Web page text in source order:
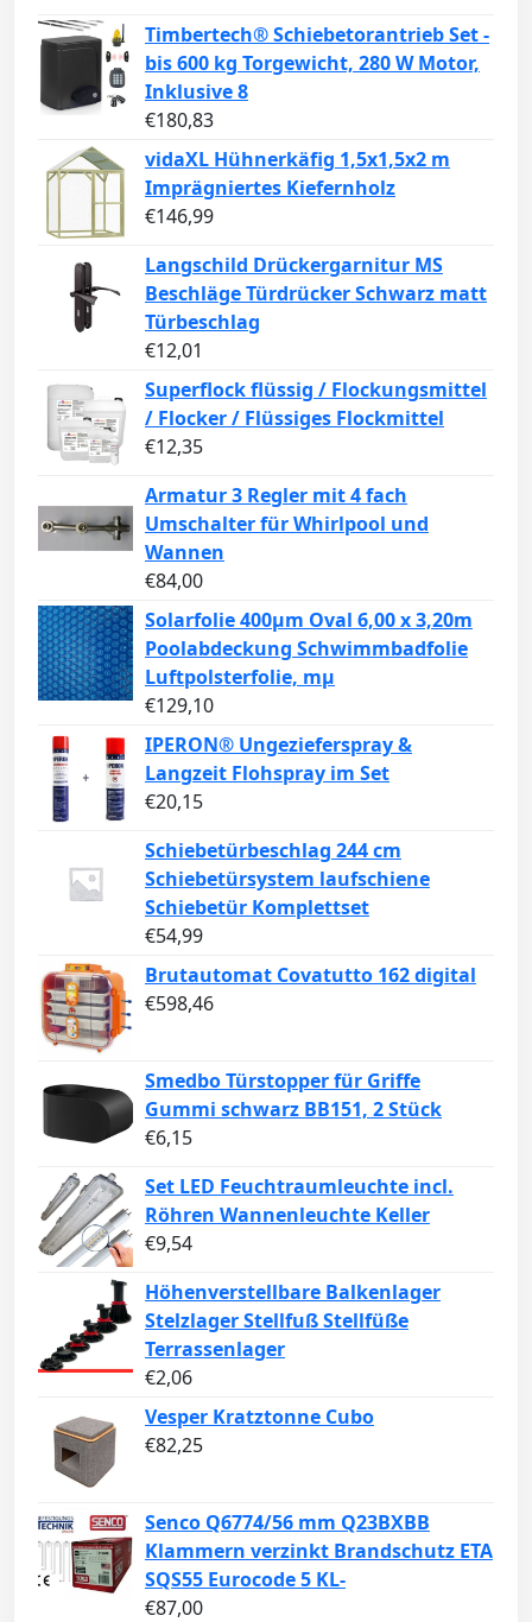
Timbertech® Schiebetorantrieb Set -
bis 600 kg Torgewicht, 280 W Motor,
Inklusive 8
€180,83
vidaXL Hühnerkäfig 1,5x1,5x2 m
Imprägniertes Kiefernholz
€146,99
Langschild Drückergarnitur MS
Beschläge Türdrücker Schwarz matt
Türbeschlag
€12,01
Superflock flüssig / Flockungsmittel
/ Flocker / Flüssiges Flockmittel
€12,35
Armatur 3 Regler mit 4 fach
Umschalter für Whirlpool und
Wannen
€84,00
Solarfolie 400µm Oval 6,00 x 3,20m
Poolabdeckung Schwimmbadfolie
Luftpolsterfolie, mµ
€129,10
IPERON® Ungezieferspray &
Langzeit Flohspray im Set
€20,15
Schiebetürbeschlag 244 cm
Schiebetürsystem laufschiene
Schiebetür Komplettset
€54,99
Brutautomat Covatutto 162 digital
€598,46
Smedbo Türstopper für Griffe
Gummi schwarz BB151, 2 Stück
€6,15
Set LED Feuchtraumleuchte incl.
Röhren Wannenleuchte Keller
€9,54
Höhenverstellbare Balkenlager
Stelzlager Stellfuß Stellfüße
Terrassenlager
€2,06
Vesper Kratztonne Cubo
€82,25
Senco Q6774/56 mm Q23BXBB
Klammern verzinkt Brandschutz ETA
SQS55 Eurocode 5 KL-
€87,00